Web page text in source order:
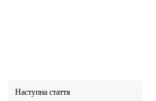
Наступна стаття